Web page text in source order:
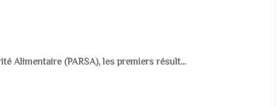
Alimentaire (PARSA), les premiers résult...